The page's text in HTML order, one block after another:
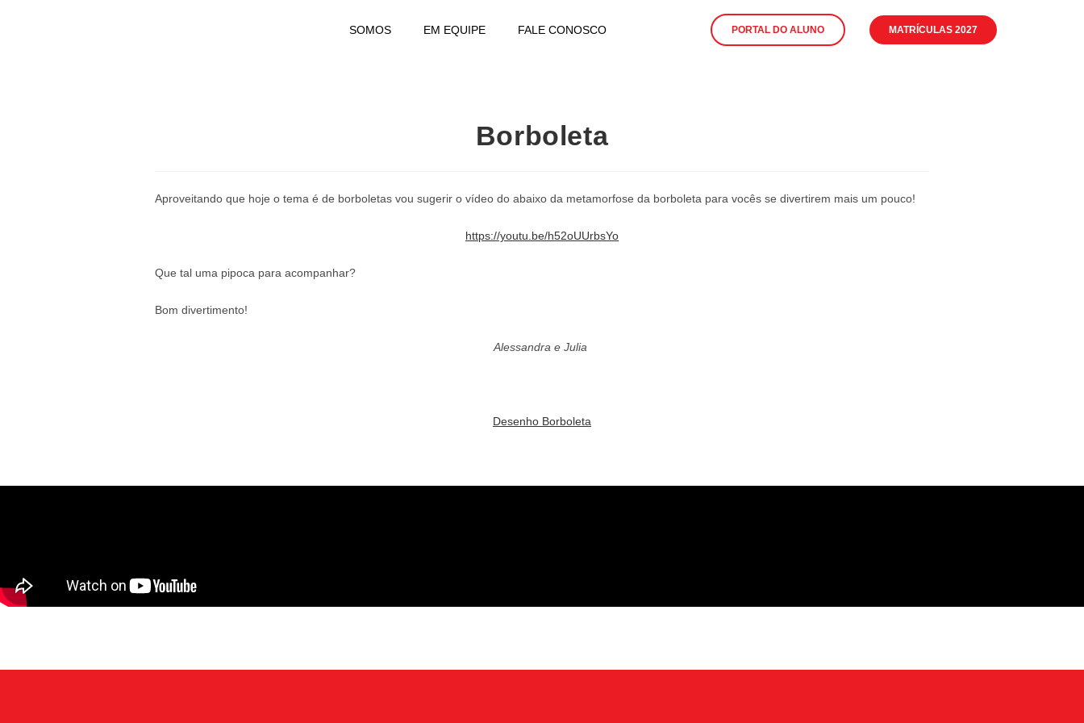
SOMOS EM EQUIPE FALE CONOSCO PORTAL DO ALUNO MATRÍCULAS 2027
Borboleta
Aproveitando que hoje o tema é de borboletas vou sugerir o vídeo do abaixo da metamorfose da borboleta para vocês se divertirem mais um pouco!
https://youtu.be/h52oUUrbsYo
Que tal uma pipoca para acompanhar?
Bom divertimento!
Alessandra e Julia
Desenho Borboleta